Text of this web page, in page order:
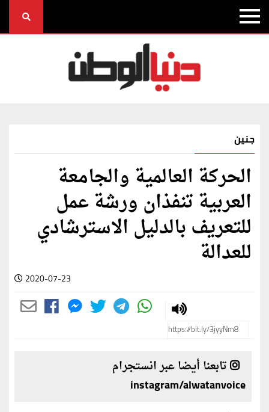
جنين
الحركة العالمية والجامعة
العربية تنفذان ورشة عمل
للتعريف بالدليل الاسترشادي
للعدالة
2020-07-23
تابعنا أيضا عبر انستجرام
instagram/alwatanvoice